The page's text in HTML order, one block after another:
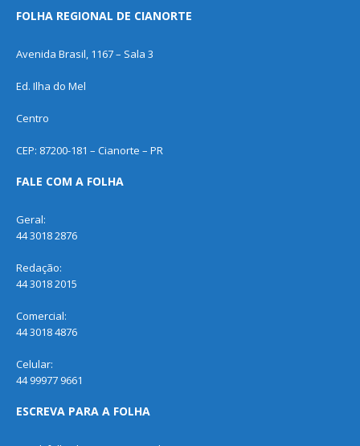
FOLHA REGIONAL DE CIANORTE
Avenida Brasil, 1167 – Sala 3
Ed. Ilha do Mel
Centro
CEP: 87200-181 – Cianorte – PR
FALE COM A FOLHA
Geral:
44 3018 2876
Redação:
44 3018 2015
Comercial:
44 3018 4876
Celular:
44 99977 9661
ESCREVA PARA A FOLHA